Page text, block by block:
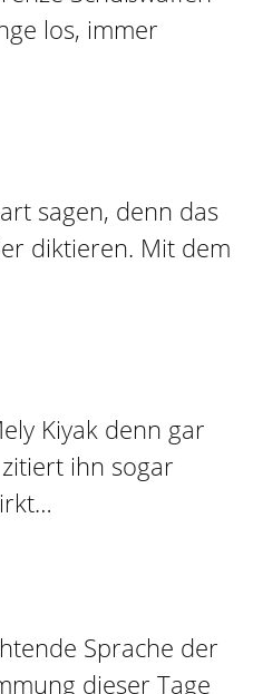
los, immer
sagen, denn das
diktieren. Mit dem
Kiyak denn gar
ihn sogar
Sprache der
dieser Tage